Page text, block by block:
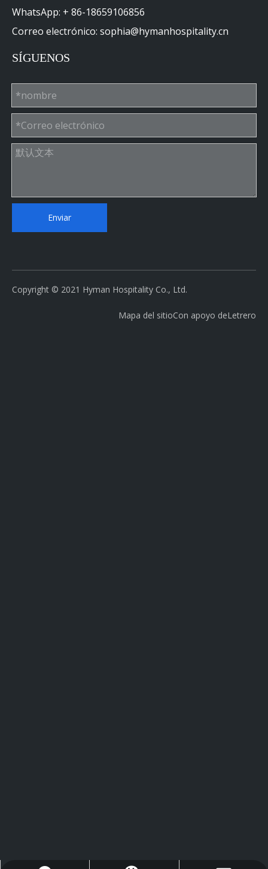
WhatsApp: + 86-18659106856
Correo electrónico: sophia@hymanhospitality.cn
SÍGUENOS
Enviar
Copyright © 2021 Hyman Hospitality Co., Ltd.
Mapa del sitioCon apoyo deLetrero